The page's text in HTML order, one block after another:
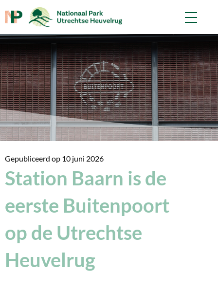
Gepubliceerd op 10 juni 2026
Station Baarn is de
eerste Buitenpoort
op de Utrechtse
Heuvelrug